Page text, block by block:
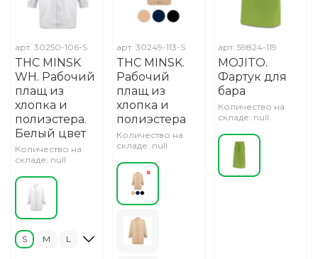
арт. 30250-106-S
THC MINSK
WH. Рабочий
плащ из
хлопка и
полиэстера.
Белый цвет
Количество на
складе: null
S M L
арт.30249-113-S
THC MINSK.
Рабочий
плащ из
хлопка и
полиэстера
Количество на
складе: null
арт.59824-119
MOJITO.
Фартук для
бара
Количество на
складе: null